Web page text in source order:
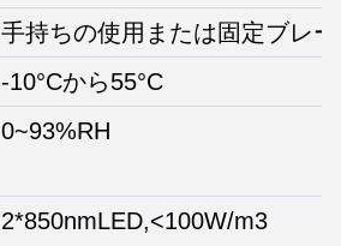
手持ちの使用または固定ブレ
-10°Cから55°C
0~93%RH
2*850nmLED,<100W/m3